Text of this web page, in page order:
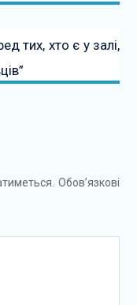
тих, хто є у залі,
Обов’язкові